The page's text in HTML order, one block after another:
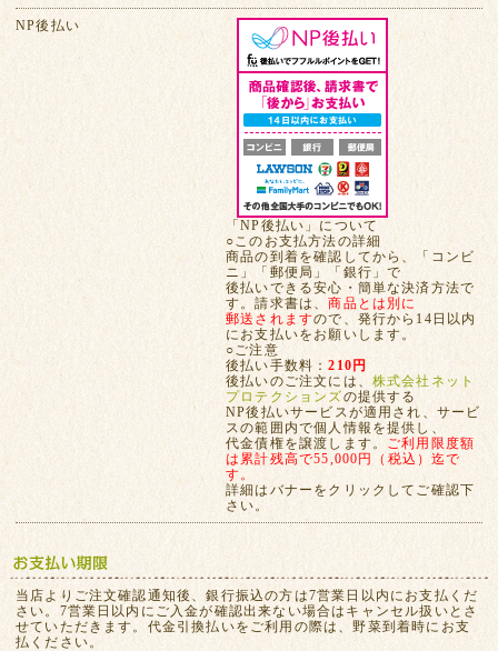
NP後払い
「NP後払い」について
○このお支払方法の詳細
商品の到着を確認してから、「コンビ
ニ」「郵便局」「銀行」で
後払いできる安心・簡単な決済方法で
す。請求書は、商品とは別に
郵送されますので、発行から14日以内
にお支払いをお願いします。
○ご注意
後払い手数料：210円
後払いのご注文には、 株式会社ネット
プロテクションズの提供する
NP後払いサービスが適用され、サービ
スの範囲内で個人情報を提供し、
代金債権を譲渡します。 ご利用限度額
は累計残高で55,000円（税込）迄で
す。
詳細はバナーをクリックしてご確認下
さい。
当店よりご注文確認通知後、銀行振込の方は7営業日以内にお支払くだ
さい。7営業日以内にご入金が確認出来ない場合はキャンセル扱いとさ
せていただきます。代金引換払いをご利用の際は、野菜到着時にお支
払ください。